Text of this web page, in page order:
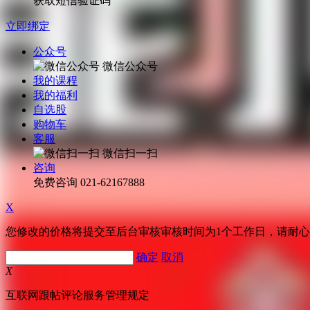
立即绑定
公众号
微信公众号
我的课程
我的福利
自选股
购物车
客服
微信扫一扫
咨询
免费咨询 021-62167888
X
您修改的价格将提交至后台审核审核时间为1个工作日，请耐
确定 取消
X
互联网跟帖评论服务管理规定